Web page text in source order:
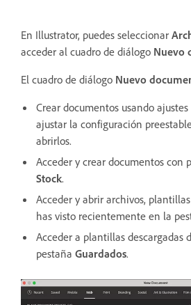
En Illustrator, puedes seleccionar
acceder al cuadro de diálogo Nuevo
El cuadro de diálogo Nuevo
Crear documentos usando
ajustar la configuración
abrirlos.
Acceder y crear documentos con
Stock.
Acceder y abrir archivos,
has visto recientemente en la
Acceder a plantillas descargadas
pestaña Guardados.